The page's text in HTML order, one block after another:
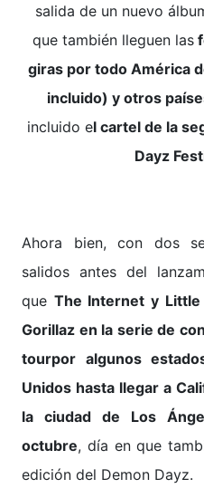
salida de un nuevo
que también lleguen las
giras por todo América
incluido) y otros
incluido el cartel de la
Dayz
Ahora bien, con dos
salidos antes del
que The Internet y Little
Gorillaz en la serie de
tourpor algunos
Unidos hasta llegar a
la ciudad de Los
octubre, día en que
edición del Demon Dayz.